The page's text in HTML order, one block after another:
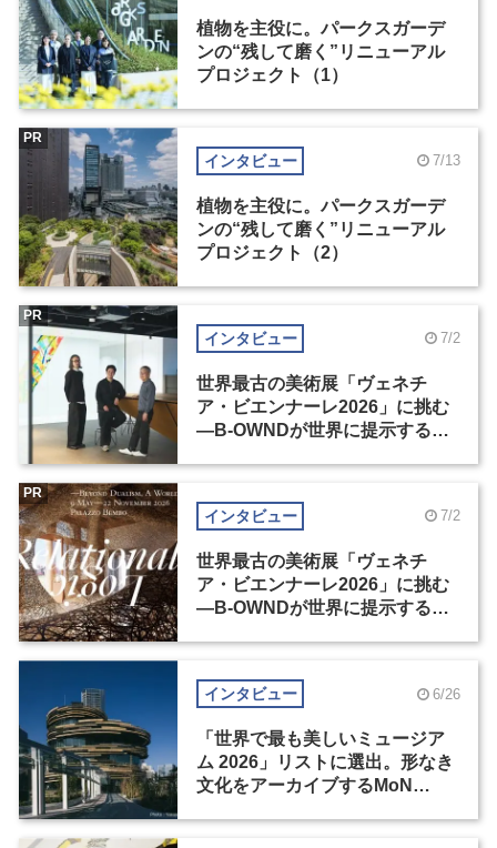
植物を主役に。パークスガーデ
ンの“残して磨く”リニューアル
プロジェクト（1）
インタビュー 7/13
植物を主役に。パークスガーデ
ンの“残して磨く”リニューアル
プロジェクト（2）
PR
インタビュー 7/2
世界最古の美術展「ヴェネチ
ア・ビエンナーレ2026」に挑む
―B-OWNDが世界に提示する美
PR
インタビュー 7/2
世界最古の美術展「ヴェネチ
ア・ビエンナーレ2026」に挑む
―B-OWNDが世界に提示する美
PR
インタビュー 6/26
「世界で最も美しいミュージア
ム 2026」リストに選出。形なき
文化をアーカイブするMoN